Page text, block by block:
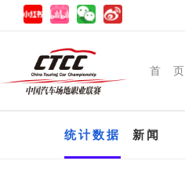
首 页
统计数据 新闻